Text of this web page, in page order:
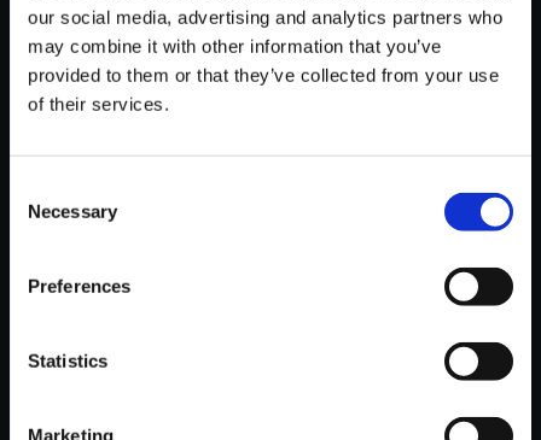
our social media, advertising and analytics partners who
may combine it with other information that you’ve
provided to them or that they’ve collected from your use
of their services.
Selection
Necessary
Preferences
Statistics
Marketing
【単曲】Street Fighter 6 Origin
al Soundtrack For the Sake of
Another
おすすめ商品